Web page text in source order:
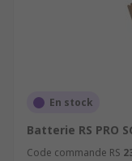
En stock
Batterie RS PRO
Code commande RS